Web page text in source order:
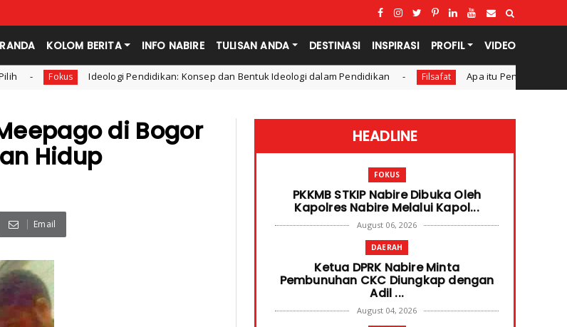
KOLOM BERITA INFO NABIRE TULISAN ANDA DESTINASI INSPIRASI PROFIL VIDEO
Ideologi Pendidikan: Konsep dan Bentuk Ideologi dalam Pendidikan Filsafat Apa itu Penalaran Induksi dan Deduksi?
di Bogor
Hidup
Email
HEADLINE
FOKUS
PKKMB STKIP Nabire Dibuka Oleh
Kapolres Nabire Melalui Kapol...
August 06, 2026
DAERAH
Ketua DPRK Nabire Minta
Pembunuhan CKC Diungkap dengan
Adil ...
August 04, 2026